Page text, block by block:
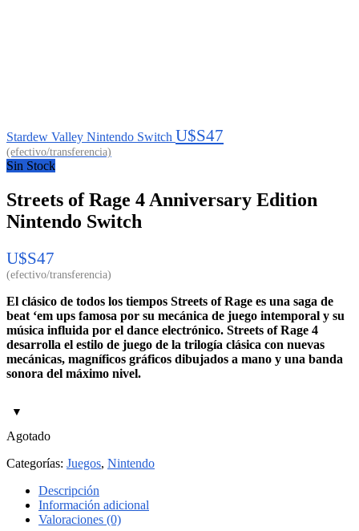
Stardew Valley Nintendo Switch U$S47
Sin Stock
Streets of Rage 4 Anniversary Edition
Nintendo Switch
U$S47
El clásico de todos los tiempos Streets of Rage es una saga de
beat ‘em ups famosa por su mecánica de juego intemporal y su
música influida por el dance electrónico. Streets of Rage 4
desarrolla el estilo de juego de la trilogía clásica con nuevas
mecánicas, magníficos gráficos dibujados a mano y una banda
sonora del máximo nivel.
Agotado
Categorías: Juegos, Nintendo
Descripción
Información adicional
Valoraciones (0)